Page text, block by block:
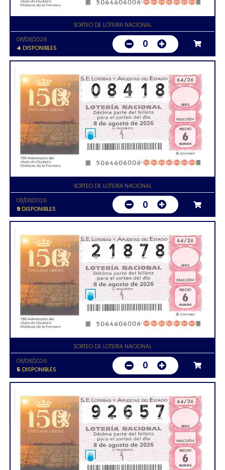
SORTEO DE LOTERIA NACIONAL
08/08/2026
4 DISPONIBLES 0
SORTEO DE LOTERIA NACIONAL
08/08/2026
9DISPONIBLES 0
SORTEO DE LOTERIA NACIONAL
08/08/2026
5 DISPONIBLES 0